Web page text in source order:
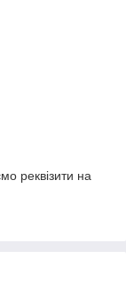
реквізити на